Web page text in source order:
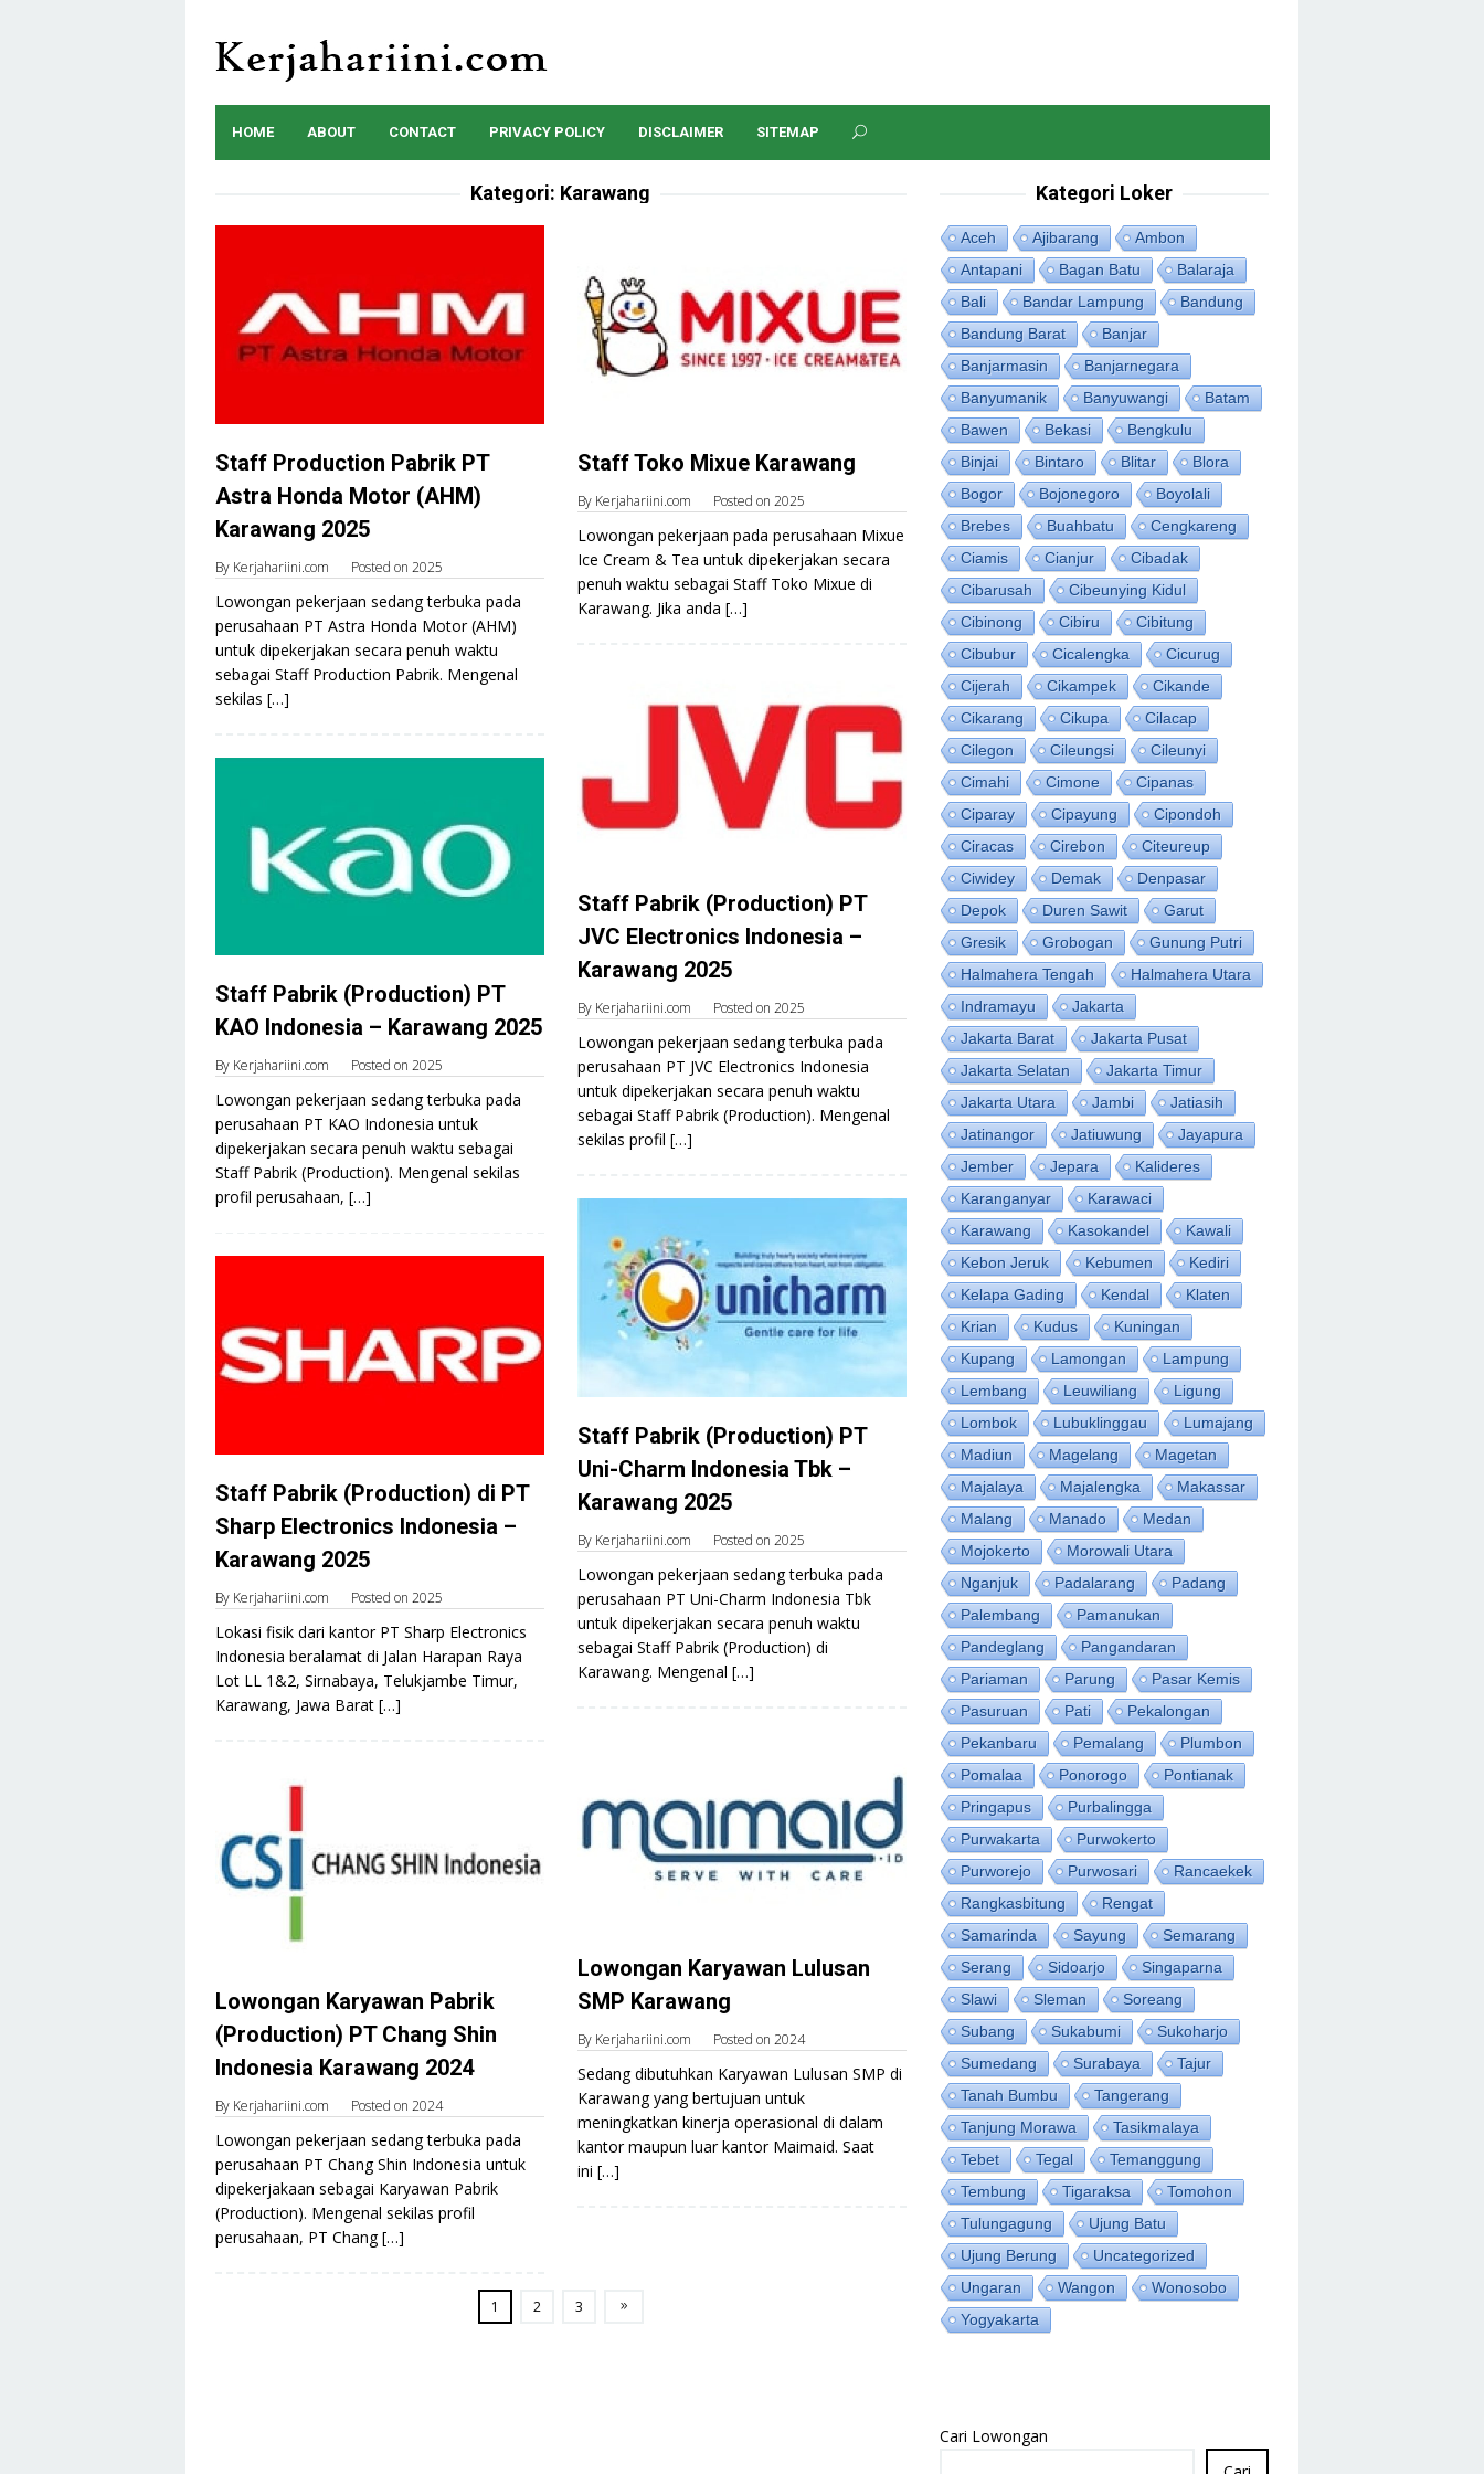
content
HOME ABOUT CONTACT PRIVACY POLICY DISCLAIMER SITEMAP
Kategori: Karawang
Staff Production Pabrik PT
Astra Honda Motor (AHM)
Karawang 2025
By Kerjahariini.com Posted on 2025
Lowongan pekerjaan sedang terbuka pada
perusahaan PT Astra Honda Motor (AHM)
untuk dipekerjakan secara penuh waktu
sebagai Staff Production Pabrik. Mengenal
sekilas […]
Staff Toko Mixue Karawang
By Kerjahariini.com Posted on 2025
Lowongan pekerjaan pada perusahaan Mixue
Ice Cream & Tea untuk dipekerjakan secara
penuh waktu sebagai Staff Toko Mixue di
Karawang. Jika anda […]
Staff Pabrik (Production) PT
JVC Electronics Indonesia –
Karawang 2025
By Kerjahariini.com Posted on 2025
Lowongan pekerjaan sedang terbuka pada
perusahaan PT JVC Electronics Indonesia
untuk dipekerjakan secara penuh waktu
sebagai Staff Pabrik (Production). Mengenal
sekilas profil […]
Staff Pabrik (Production) PT
KAO Indonesia – Karawang 2025
By Kerjahariini.com Posted on 2025
Lowongan pekerjaan sedang terbuka pada
perusahaan PT KAO Indonesia untuk
dipekerjakan secara penuh waktu sebagai
Staff Pabrik (Production). Mengenal sekilas
profil perusahaan, […]
Staff Pabrik (Production) PT
Uni-Charm Indonesia Tbk –
Karawang 2025
By Kerjahariini.com Posted on 2025
Lowongan pekerjaan sedang terbuka pada
perusahaan PT Uni-Charm Indonesia Tbk
untuk dipekerjakan secara penuh waktu
sebagai Staff Pabrik (Production) di
Karawang. Mengenal […]
Staff Pabrik (Production) di PT
Sharp Electronics Indonesia –
Karawang 2025
By Kerjahariini.com Posted on 2025
Lokasi fisik dari kantor PT Sharp Electronics
Indonesia beralamat di Jalan Harapan Raya
Lot LL 1&2, Sirnabaya, Telukjambe Timur,
Karawang, Jawa Barat […]
Lowongan Karyawan Lulusan
SMP Karawang
By Kerjahariini.com Posted on 2024
Sedang dibutuhkan Karyawan Lulusan SMP di
Karawang yang bertujuan untuk
meningkatkan kinerja operasional di dalam
kantor maupun luar kantor Maimaid. Saat
ini […]
Lowongan Karyawan Pabrik
(Production) PT Chang Shin
Indonesia Karawang 2024
By Kerjahariini.com Posted on 2024
Lowongan pekerjaan sedang terbuka pada
perusahaan PT Chang Shin Indonesia untuk
dipekerjakaan sebagai Karyawan Pabrik
(Production). Mengenal sekilas profil
perusahaan, PT Chang […]
1 2 3
Kategori Loker
Aceh Ajibarang
Ambon
Antapani
Bagan Batu
Balaraja
Bali
Bandar Lampung
Bandung
Bandung Barat
Banjar
Banjarmasin
Banjarnegara
Banyumanik
Banyuwangi
Batam
Bawen
Bekasi
Bengkulu
Binjai
Bintaro Blitar
Blora
Bogor
Bojonegoro
Boyolali
Brebes
Buahbatu
Cengkareng
Ciamis
Cianjur
Cibadak
Cibarusah
Cibeunying Kidul
Cibinong
Cibiru
Cibitung
Cibubur
Cicalengka
Cicurug
Cijerah
Cikampek
Cikande
Cikarang
Cikupa
Cilacap
Cilegon
Cileungsi
Cileunyi
Cimahi
Cimone
Cipanas
Ciparay
Cipayung
Cipondoh
Ciracas
Cirebon
Citeureup
Ciwidey
Demak
Denpasar
Depok
Duren Sawit
Garut
Gresik
Grobogan
Gunung Putri
Halmahera Tengah
Halmahera Utara
Indramayu
Jakarta
Jakarta Barat
Jakarta Pusat
Jakarta Selatan
Jakarta Timur
Jakarta Utara
Jambi
Jatiasih
Jatinangor
Jatiuwung
Jayapura
Jember
Jepara
Kalideres
Karanganyar
Karawaci
Karawang
Kasokandel
Kawali
Kebon Jeruk
Kebumen
Kediri
Kelapa Gading
Kendal
Klaten
Krian
Kudus
Kuningan
Kupang
Lamongan
Lampung
Lembang
Leuwiliang
Ligung
Lombok
Lubuklinggau
Lumajang
Madiun
Magelang
Magetan
Majalaya
Majalengka
Makassar
Malang
Manado
Medan
Mojokerto
Morowali Utara
Nganjuk
Padalarang
Padang
Palembang
Pamanukan
Pandeglang
Pangandaran
Pariaman
Parung
Pasar Kemis
Pasuruan
Pati
Pekalongan
Pekanbaru
Pemalang
Plumbon
Pomalaa
Ponorogo
Pontianak
Pringapus
Purbalingga
Purwakarta
Purwokerto
Purworejo
Purwosari
Rancaekek
Rangkasbitung
Rengat
Samarinda
Sayung
Semarang
Serang
Sidoarjo
Singaparna
Slawi
Sleman
Soreang
Subang
Sukabumi
Sukoharjo
Sumedang
Surabaya
Tajur
Tanah Bumbu
Tangerang
Tanjung Morawa
Tasikmalaya
Tebet
Tegal
Temanggung
Tembung
Tigaraksa
Tomohon
Tulungagung
Ujung Batu
Ujung Berung
Uncategorized
Ungaran
Wangon
Wonosobo
Yogyakarta
Cari Lowongan